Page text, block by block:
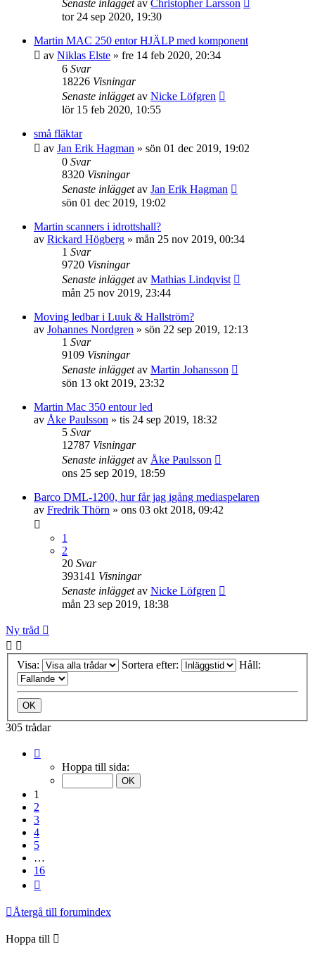
Senaste inläggetav Christopher Larsson
tor 24 sep 2020, 19:30
Martin MAC 250 entor HJÄLP med komponent
av Niklas Elste » fre 14 feb 2020, 20:34
6 Svar
18226 Visningar
Senaste inläggetav Nicke Löfgren
lör 15 feb 2020, 10:55
små fläktar
av Jan Erik Hagman » sön 01 dec 2019, 19:02
0 Svar
8320 Visningar
Senaste inläggetav Jan Erik Hagman
sön 01 dec 2019, 19:02
Martin scanners i idrottshall?
av Rickard Högberg » mån 25 nov 2019, 00:34
1 Svar
9720 Visningar
Senaste inläggetav Mathias Lindqvist
mån 25 nov 2019, 23:44
Moving ledbar i Luuk & Hallström?
av Johannes Nordgren » sön 22 sep 2019, 12:13
1 Svar
9109 Visningar
Senaste inläggetav Martin Johansson
sön 13 okt 2019, 23:32
Martin Mac 350 entour led
av Åke Paulsson » tis 24 sep 2019, 18:32
5 Svar
12787 Visningar
Senaste inläggetav Åke Paulsson
ons 25 sep 2019, 18:59
Barco DML-1200, hur får jag igång mediaspelaren
av Fredrik Thörn » ons 03 okt 2018, 09:42
1
2
20 Svar
393141 Visningar
Senaste inläggetav Nicke Löfgren
mån 23 sep 2019, 18:38
Ny tråd
Visa: Sortera efter: Håll:
305 trådar
Hoppa till sida:
1
2
3
4
5
…
16
Återgå till forumindex
Hoppa till